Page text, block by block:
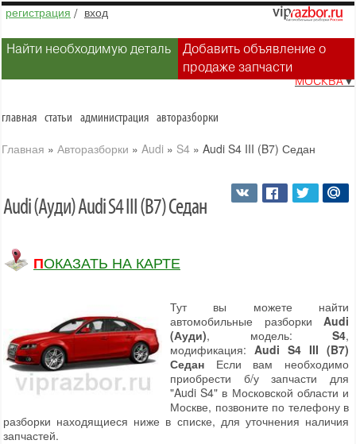
регистрация / вход
Найти необходимую деталь
Добавить объявление о
продаже запчасти
МОСКВА▼
главная статьи администрация авторазборки
Главная » Авторазборки » Audi » S4 » Audi S4 III (B7) Седан
Audi (Ауди) Audi S4 III (B7) Седан
ПОКАЗАТЬ НА КАРТЕ
Тут вы можете найти
автомобильные разборки Audi
(Ауди), модель: S4,
модификация: Audi S4 III (B7)
Седан Если вам необходимо
приобрести б/у запчасти для
"Audi S4" в Московской области и
Москве, позвоните по телефону в
разборки находящиеся ниже в списке, для уточнения наличия
запчастей.